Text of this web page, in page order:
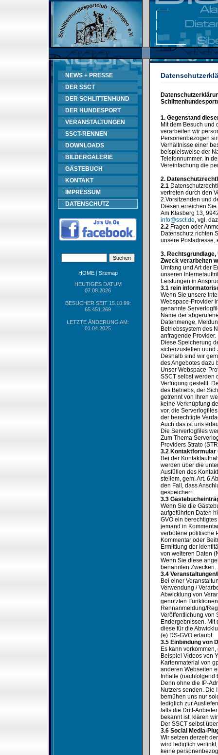
NEWS + PRESSE
DER SSCT
DER SCHLITTENHUND
DER HUNDESPORT
VERANSTALTUNGEN
SSCT-RENNEN
DOWNLOADS
BILDERGALERIE
GÄSTEBUCH
KONTAKT
IMPRESSUM
DATENSCHUTZ
HOME| Sitemap
HEUTIGES DATUM
07.08.2026
BESUCHER SEIT 15.10.99:
65.451.269
LETZTE ÄNDERUNG AM:
01.04.2025
1. Gegenstand
Mit dem Besuch und
verarbeiten wir
Personenbezogen
Verhältnisse einer
beispielsweise der
Telefonnummer. In
Vereinfachung die
2.
2.1
vertreten durch den
2.Vorsitzenden und
Diesen erreichen
Am Klasberg 13,
info@ssct.de, vgl.
2.2 Fragen oder
Datenschutz richten
unsere Postadresse,
3. Rechtsgrundlage,
Zweck verarbeiten
Umfang und Art der
unseren
Leistungen in
3.1 rein
Wenn Sie unsere
Webspace-Provider
genannte
Name der
Datenmenge,
Betriebssystem des
anfragende Provider.
Diese Speicherung
sicherzustellen uund
Deshalb sind wir
des Angebotes dazu
Unser Webspace-
SSCT selbst werden
Verfügung gestellt.
des Betriebs, der
getrennt von Ihren
keine Verknüpfung
vor, die
der berechtigte
Auch das ist uns
Die Serverlogfiles
Zum Thema
Providers Strato
3.2 Kontaktformular
Bei der
werden über die
Ausfüllen des
stellem, gem. Art. 6
den Fall, dass
gespeichert.
3.3
Wenn Sie die
aufgeführten Daten
GVO ein
jemand in
verbotene politische
Kommentar oder
Ermittlung der
von weiteren Daten
Wenn Sie diese
benannten Zwecken.
3.4
Bei einer
Verwendung /
Abwicklung von
genutzten
Rennanmeldung/
Veröffentlichung von
Endergebnissen.
diese für die
(e) DS-GVO erlaubt.
3.5 Einbindung von
Es kann
Beispiel Videos von
Kartenmaterial von
anderen Webseiten
Inhalte (nachfolgend
Denn ohne die IP-
Nutzers senden. Die
bemühen uns nur
lediglich zur
falls die Dritt-
bekannt ist, klären
Der SSCT selbst
3.6 Social Media-
Wir setzen derzeit
wird lediglich
keine